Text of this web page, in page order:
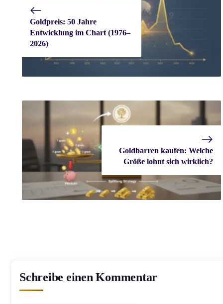
Goldpreis: 50 Jahre
Entwicklung im Chart (1976–
2026)
Goldbarren kaufen: Welche
Größe lohnt sich wirklich?
Schreibe einen Kommentar